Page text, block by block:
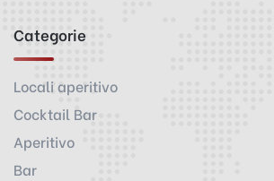
Categorie
Locali aperitivo
Cocktail Bar
Aperitivo
Bar